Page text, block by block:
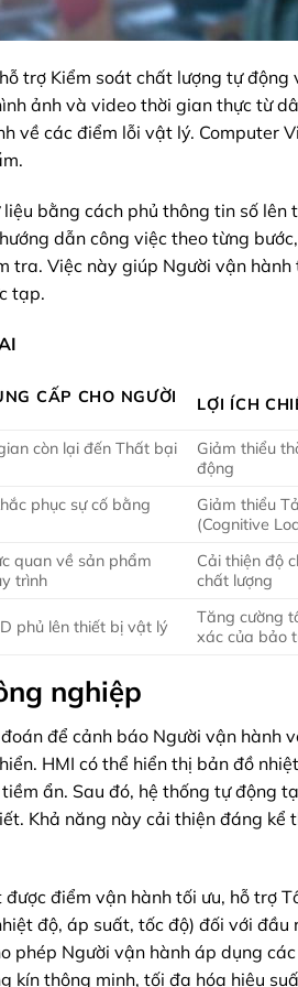
trợ Kiểm soát chất lượng tự động
ảnh và video thời gian thực từ
về các điểm lỗi vật lý. Computer
bằng cách phủ thông tin số
dẫn công việc theo từng
tra. Việc này giúp Người vận hành
tạp.
CẤP CHO NGƯỜI
LỢI ÍCH
còn lại đến Thất bại
Giảm thiểu
động
phục sự cố bằng
Giảm thiểu
(Cognitive
quan về sản phẩm
trình
Cải thiện độ
chất lượng
phủ lên thiết bị vật lý
Tăng cường
xác của bảo
nghiệp
để cảnh báo Người vận hành
HMI có thể hiển thị bản đồ
ẩn. Sau đó, hệ thống tự động
Khả năng này cải thiện đáng kể
điểm vận hành tối ưu, hỗ trợ
độ, áp suất, tốc độ) đối với đầu
phép Người vận hành áp dụng
kín thông minh, tối đa hóa hiệu